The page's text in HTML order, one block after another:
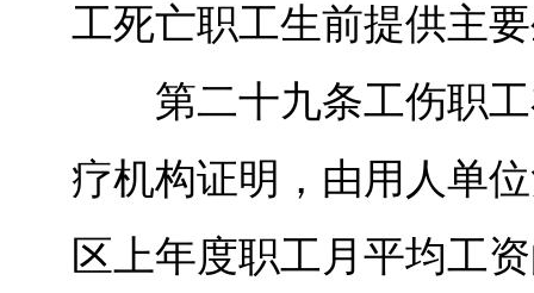
工死亡职工生前提供主
第二十九条工伤职工
疗机构证明，由用人单
区上年度职工月平均工